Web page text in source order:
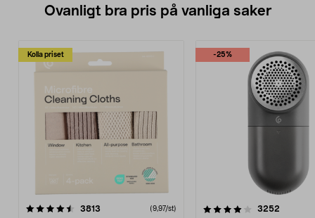
Ovanligt bra pris på vanliga saker
Kolla priset
3813 (9,97/st)
-25%
4.0av 5 stjärnor 3252
4.5av 5 stjärnor